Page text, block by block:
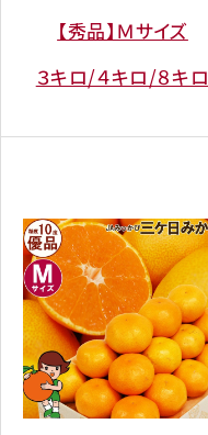
【秀品】Ｍサイズ
３キロ/４キロ/８キロ